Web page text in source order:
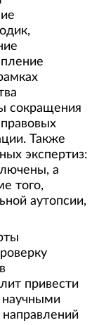
сокращения
Также
экспертиз:
а
того,
аутопсии,
привести
научными